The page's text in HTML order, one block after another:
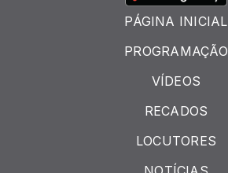
PÁGINA INICIAL
PROGRAMAÇÃO
VÍDEOS
RECADOS
LOCUTORES